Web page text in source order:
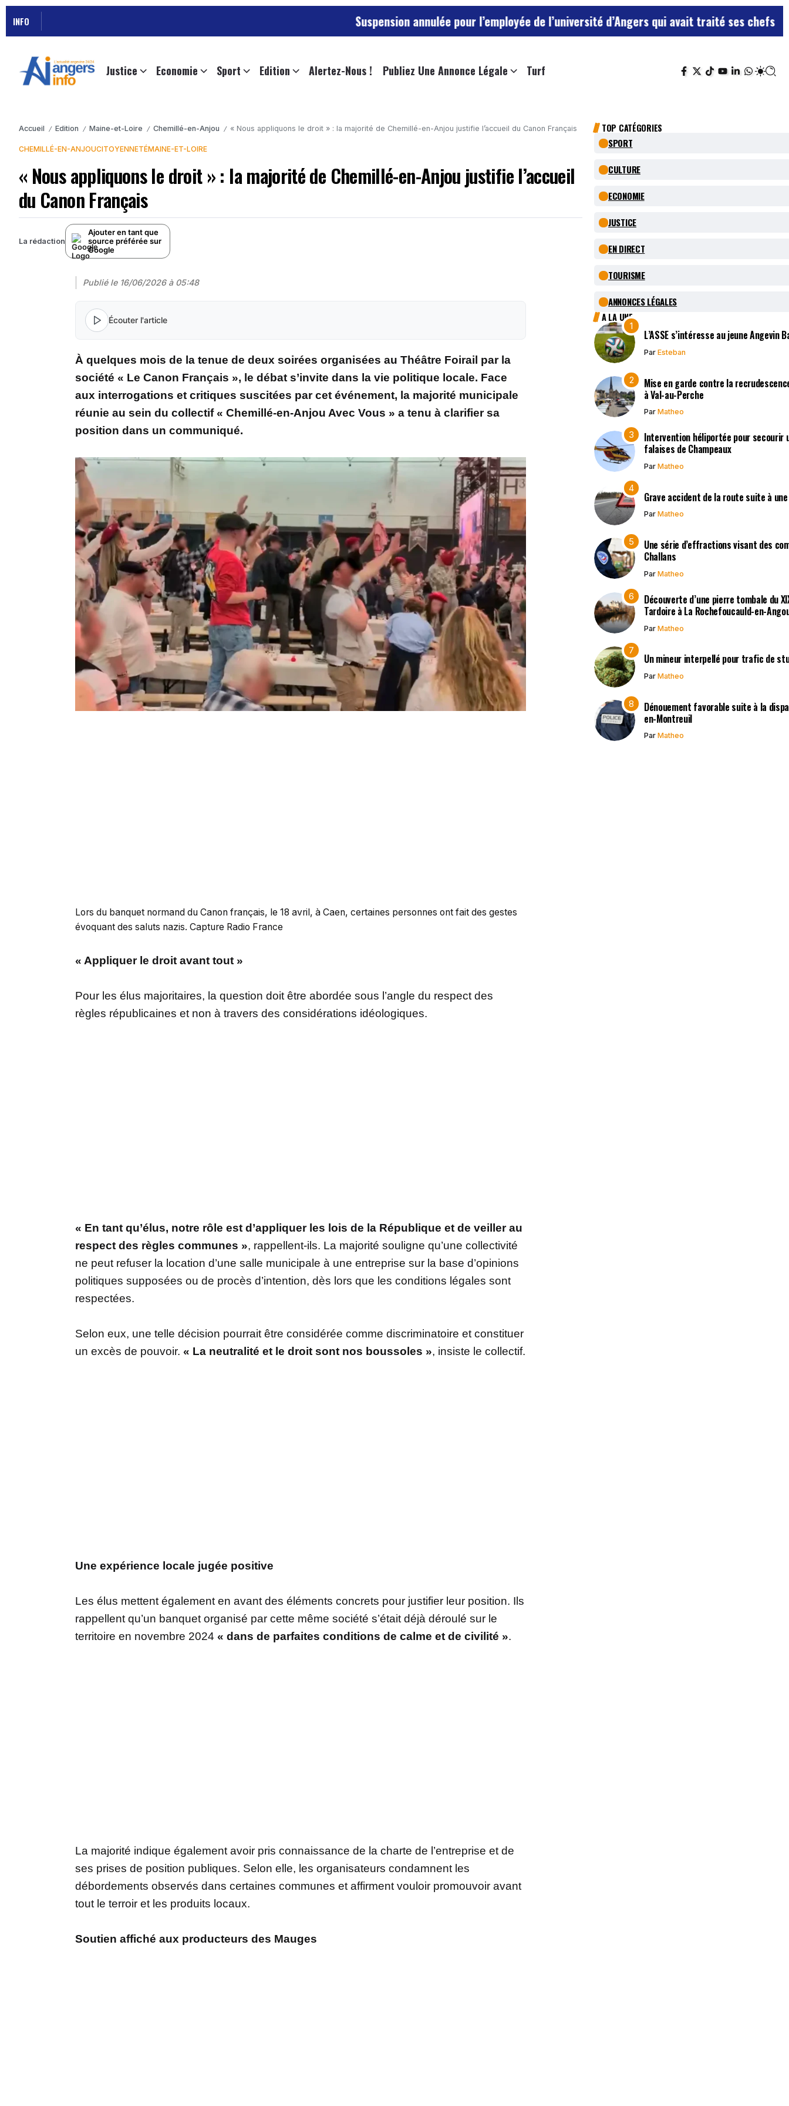
INFO Suspension annulée pour l’employée de l’université d’Angers qui avait traité ses chefs de “chiens”Le
Justice Economie Sport Edition Alertez-Nous ! Publiez Une Annonce Légale Turf
Accueil / Edition / Maine-et-Loire / Chemillé-en-Anjou / « Nous appliquons le droit » : la majorité de Chemillé-en-Anjou justifie l’accueil du Canon Français
CHEMILLÉ-EN-ANJOUCITOYENNETÉMAINE-ET-LOIRE
« Nous appliquons le droit » : la majorité de Chemillé-en-Anjou justifie l’accueil
du Canon Français
La rédaction
Ajouter en tant que
source préférée sur
Google
Publié le 16/06/2026 à 05:48
Écouter l'article
À quelques mois de la tenue de deux soirées organisées au Théâtre Foirail par la
société « Le Canon Français », le débat s’invite dans la vie politique locale. Face
aux interrogations et critiques suscitées par cet événement, la majorité municipale
réunie au sein du collectif « Chemillé-en-Anjou Avec Vous » a tenu à clarifier sa
position dans un communiqué.
Lors du banquet normand du Canon français, le 18 avril, à Caen, certaines personnes ont fait des gestes
évoquant des saluts nazis. Capture Radio France
« Appliquer le droit avant tout »
Pour les élus majoritaires, la question doit être abordée sous l’angle du respect des
règles républicaines et non à travers des considérations idéologiques.
« En tant qu’élus, notre rôle est d’appliquer les lois de la République et de veiller au
respect des règles communes », rappellent-ils. La majorité souligne qu’une collectivité
ne peut refuser la location d’une salle municipale à une entreprise sur la base d’opinions
politiques supposées ou de procès d’intention, dès lors que les conditions légales sont
respectées.
Selon eux, une telle décision pourrait être considérée comme discriminatoire et constituer
un excès de pouvoir. « La neutralité et le droit sont nos boussoles », insiste le collectif.
Une expérience locale jugée positive
Les élus mettent également en avant des éléments concrets pour justifier leur position. Ils
rappellent qu’un banquet organisé par cette même société s’était déjà déroulé sur le
territoire en novembre 2024 « dans de parfaites conditions de calme et de civilité ».
La majorité indique également avoir pris connaissance de la charte de l’entreprise et de
ses prises de position publiques. Selon elle, les organisateurs condamnent les
débordements observés dans certaines communes et affirment vouloir promouvoir avant
tout le terroir et les produits locaux.
Soutien affiché aux producteurs des Mauges
TOP CATÉGORIES
SPORT
CULTURE
ECONOMIE
JUSTICE
EN DIRECT
TOURISME
ANNONCES LÉGALES
A LA UNE
L’ASSE s’intéresse au jeune Angevin
Par Esteban
Mise en garde contre la
à Val-au-Perche
Par Matheo
Intervention héliportée pour secourir
falaises de Champeaux
Par Matheo
Grave accident de la route suite à
Par Matheo
Une série d’effractions visant des
Challans
Par Matheo
Découverte d’une pierre tombale du
Tardoire à La Rochefoucauld-en-
Par Matheo
Un mineur interpellé pour trafic de
Par Matheo
Dénouement favorable suite à la
en-Montreuil
Par Matheo